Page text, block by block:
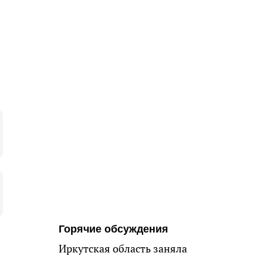
Горячие обсуждения
Иркутская область заняла